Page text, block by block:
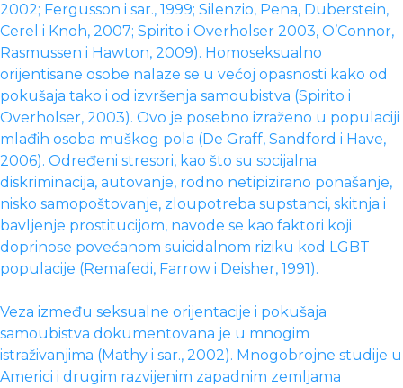
2002; Fergusson i sar., 1999; Silenzio, Pena, Duberstein,
Cerel i Knoh, 2007; Spirito i Overholser 2003, O’Connor,
Rasmussen i Hawton, 2009). Homoseksualno
orijentisane osobe nalaze se u većoj opasnosti kako od
pokušaja tako i od izvršenja samoubistva (Spirito i
Overholser, 2003). Ovo je posebno izraženo u populaciji
mlađih osoba muškog pola (De Graff, Sandford i Have,
2006). Određeni stresori, kao što su socijalna
diskriminacija, autovanje, rodno netipizirano ponašanje,
nisko samopoštovanje, zloupotreba supstanci, skitnja i
bavljenje prostitucijom, navode se kao faktori koji
doprinose povećanom suicidalnom riziku kod LGBT
populacije (Remafedi, Farrow i Deisher, 1991).
Veza između seksualne orijentacije i pokušaja
samoubistva dokumentovana je u mnogim
istraživanjima (Mathy i sar., 2002). Mnogobrojne studije u
Americi i drugim razvijenim zapadnim zemljama